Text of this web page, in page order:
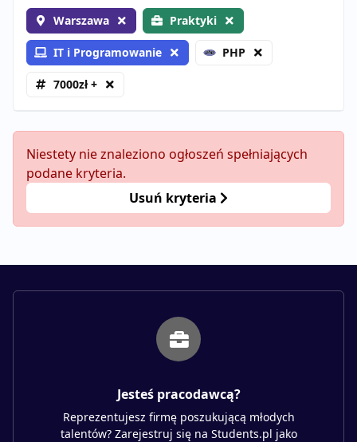
Warszawa Praktyki
IT i Programowanie PHP
7000zł +
Niestety nie znaleziono ogłoszeń spełniających
podane kryteria.
Usuń kryteria
Jesteś pracodawcą?
Reprezentujesz firmę poszukującą młodych
talentów? Zarejestruj się na Students.pl jako